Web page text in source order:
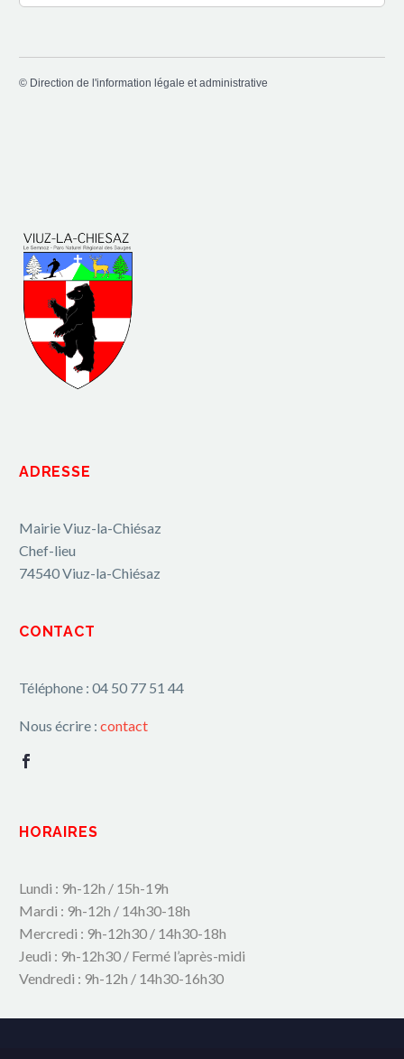
© Direction de l'information légale et administrative
ADRESSE
Mairie Viuz-la-Chiésaz
Chef-lieu
74540 Viuz-la-Chiésaz
CONTACT
Téléphone : 04 50 77 51 44
Nous écrire : contact
HORAIRES
Lundi : 9h-12h / 15h-19h
Mardi : 9h-12h / 14h30-18h
Mercredi : 9h-12h30 / 14h30-18h
Jeudi : 9h-12h30 / Fermé l’après-midi
Vendredi : 9h-12h / 14h30-16h30